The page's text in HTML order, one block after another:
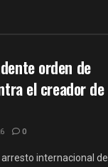
orden de
el creador de
0
internacional de